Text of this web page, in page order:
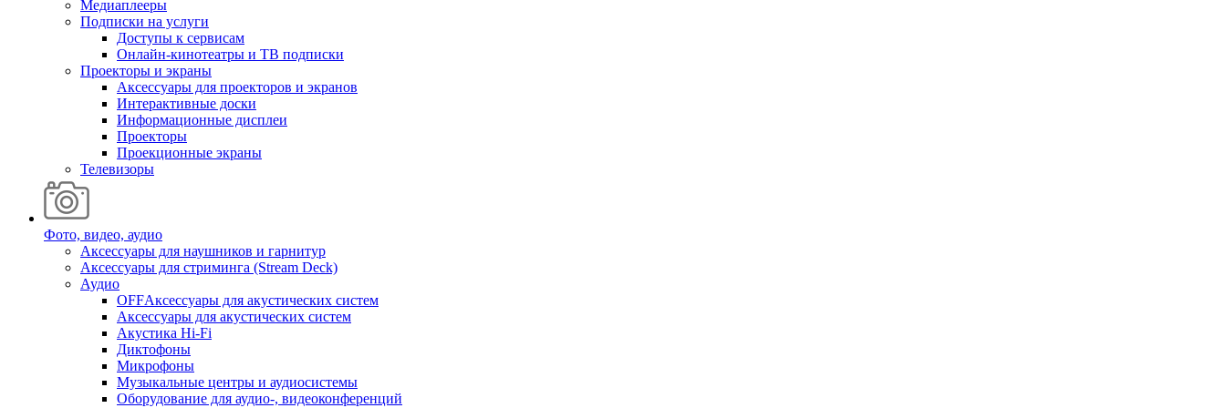
Медиаплееры
Подписки на услуги
Доступы к сервисам
Онлайн-кинотеатры и ТВ подписки
Проекторы и экраны
Аксессуары для проекторов и экранов
Интерактивные доски
Информационные дисплеи
Проекторы
Проекционные экраны
Телевизоры
Фото, видео, аудио
Аксессуары для наушников и гарнитур
Аксессуары для стриминга (Stream Deck)
Аудио
OFFАксессуары для акустических систем
Аксессуары для акустических систем
Акустика Hi-Fi
Диктофоны
Микрофоны
Музыкальные центры и аудиосистемы
Оборудование для аудио-, видеоконференций